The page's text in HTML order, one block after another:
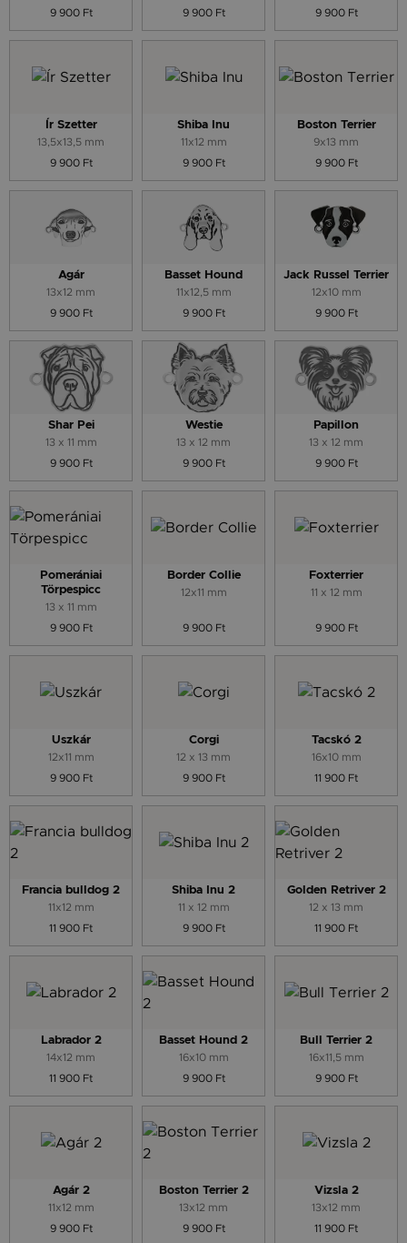
9 900 Ft
9 900 Ft
9 900 Ft
Ír Szetter
13,5x13,5 mm
9 900 Ft
Shiba Inu
11x12 mm
9 900 Ft
Boston Terrier
9x13 mm
9 900 Ft
Agár
13x12 mm
9 900 Ft
Basset Hound
11x12,5 mm
9 900 Ft
Jack Russel Terrier
12x10 mm
9 900 Ft
Shar Pei
13 x 11 mm
9 900 Ft
Westie
13 x 12 mm
9 900 Ft
Papillon
13 x 12 mm
9 900 Ft
Pomerániai
Törpespicc
13 x 11 mm
9 900 Ft
Border Collie
12x11 mm
9 900 Ft
Foxterrier
11 x 12 mm
9 900 Ft
Uszkár
12x11 mm
9 900 Ft
Corgi
12 x 13 mm
9 900 Ft
Tacskó 2
16x10 mm
11 900 Ft
Francia bulldog 2
11x12 mm
11 900 Ft
Shiba Inu 2
11 x 12 mm
9 900 Ft
Golden Retriver 2
12 x 13 mm
11 900 Ft
Labrador 2
14x12 mm
11 900 Ft
Basset Hound 2
16x10 mm
9 900 Ft
Bull Terrier 2
16x11,5 mm
9 900 Ft
Agár 2
11x12 mm
9 900 Ft
Boston Terrier 2
13x12 mm
9 900 Ft
Vizsla 2
13x12 mm
11 900 Ft